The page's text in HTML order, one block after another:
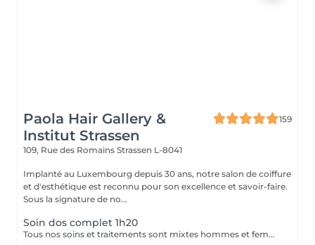
Paola Hair Gallery &
Institut Strassen
159
109, Rue des Romains Strassen L-8041
Implanté au Luxembourg depuis 30 ans, notre salon de coiffure
et d'esthétique est reconnu pour son excellence et savoir-faire.
Sous la signature de no...
Soin dos complet 1h20
Tous nos soins et traitements sont mixtes hommes et femmes. Les traitements en cure sont valables six mois. Sur conseil de votre esthéticienne, des combinaisons de soins et de traitements sont possibles, afin d'obtenir un résultat optimal. Attention certain traitements nécessitent des explications préalables ainsi qu'une commande spécifique des coffrets et de soins personnalisés.